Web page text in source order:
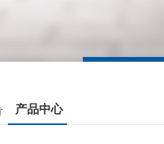
产品中心